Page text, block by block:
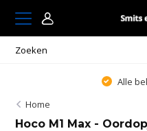
Alle
Home
Hoco M1 Max -